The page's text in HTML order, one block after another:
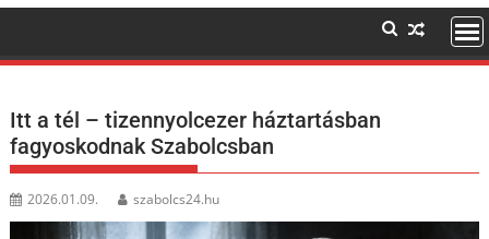
Itt a tél – tizennyolcezer háztartásban
fagyoskodnak Szabolcsban
2026.01.09. szabolcs24.hu